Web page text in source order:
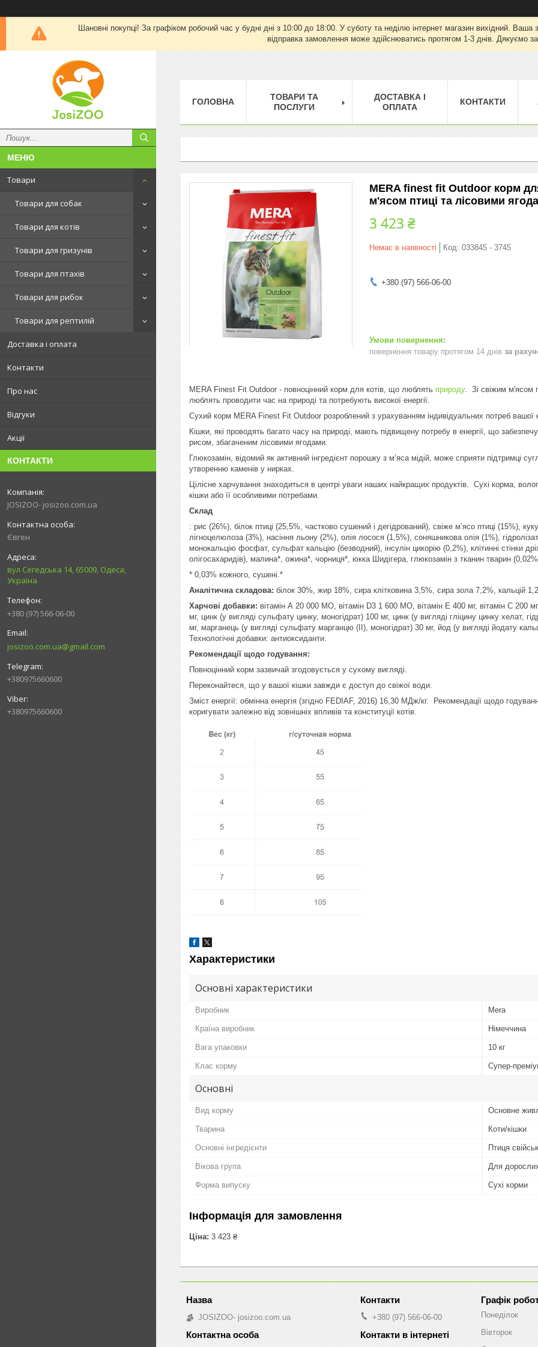
Шановні покупці! За графіком робочий час у будні дні з 10:00 до 18:00. У суботу та неділю інтернет магазин вихідний.
відправка замовлення може здійснюватись протягом 1-3 днів. Дякуємо
Товари
Товари для собак
Товари для котів
Товари для гризунів
Товари для птахів
Товари для рибок
Товари для рептилій
Доставка і оплата
Контакти
Про нас
Відгуки
Акції
КОНТАКТИ
JOSIZOO- josizoo.com.ua
Євген
вул Сегедська 14, 65009, Одеса,
Україна
+380 (97) 566-06-00
josizoo.com.ua@gmail.com
+380975660600
+380975660600
ГОЛОВНА
ТОВАРИ ТА
ПОСЛУГИ
ДОСТАВКА І
ОПЛАТА
КОНТАКТИ
MERA finest fit Outdoor корм
м'ясом птиці та лісовими
3 423 ₴
Немає в наявності Код: 033845 - 3745
+380 (97) 566-06-00
повернення товару протягом 14 днів за
MERA Finest Fit Outdoor - повноцінний корм для котів, що люблять природу. Зі свіжим м'ясом
люблять проводити час на природі та потребують високої енергії.
Сухий корм MERA Finest Fit Outdoor розроблений з урахуванням індивідуальних потреб вашої
Кішки, які проводять багато часу на природі, мають підвищену потребу в енергії, що
рисом, збагаченим лісовими ягодами.
Глюкозамін, відомий як активний інгредієнт порошку з м’яса мідій, може сприяти підтримці
утворенню каменів у нирках.
Цілісне харчування знаходиться в центрі уваги наших найкращих продуктів. Сухі корма,
кішки або її особливими потребами.
Склад
: рис (26%), білок птиці (25,5%, частково сушений і дегідрований), свіже м’ясо птиці (15%),
лігноцелюлоза (3%), насіння льону (2%), олія лосося (1,5%), соняшникова олія (1%),
монокальцію фосфат, сульфат кальцію (безводний), інсулін цикорію (0,2%), клітинні стінки
олігосахаридів), малина*, ожина*, чорниця*, юкка Шидігера, глюкозамін з тканин тварин
* 0,03% кожного, сушені.*
Аналітична складова: білок 30%, жир 18%, сира клітковина 3,5%, сира зола 7,2%, кальцій
Харчові добавки: вітамін А 20 000 МО, вітамін D3 1 600 МО, вітамін Е 400 мг, вітамін С 200
мг, цинк (у вигляді сульфату цинку, моногідрат) 100 мг, цинк (у вигляді гліцину цинку хелат,
мг, марганець (у вигляді сульфату марганцю (II), моногідрат) 30 мг, йод (у вигляді йодату
Технологічні добавки: антиоксиданти.
Рекомендації щодо годування:
Повноцінний корм зазвичай згодовується у сухому вигляді.
Переконайтеся, що у вашої кішки завжди є доступ до свіжої води.
Зміст енергії: обмінна енергія (згідно FEDIAF, 2016) 16,30 МДж/кг. Рекомендації щодо
коригувати залежно від зовнішніх впливів та конституції котів.
Характеристики
Основні характеристики
Виробник Mera
Країна виробник Німеччина
Вага упаковки 10 кг
Клас корму Супер-
Основні
Вид корму Основне
Тварина Коти/кішки
Основні інгредієнти Птиця
Вікова група Для
Форма випуску Сухі корми
Інформація для замовлення
Ціна: 3 423 ₴
JOSIZOO- josizoo.com.ua +380 (97) 566-06-00
Графік
Понеділок
Вівторок